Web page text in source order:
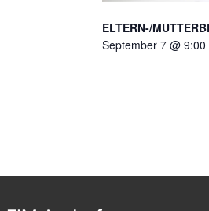
ELTERN-/
September 7 @ 9:00